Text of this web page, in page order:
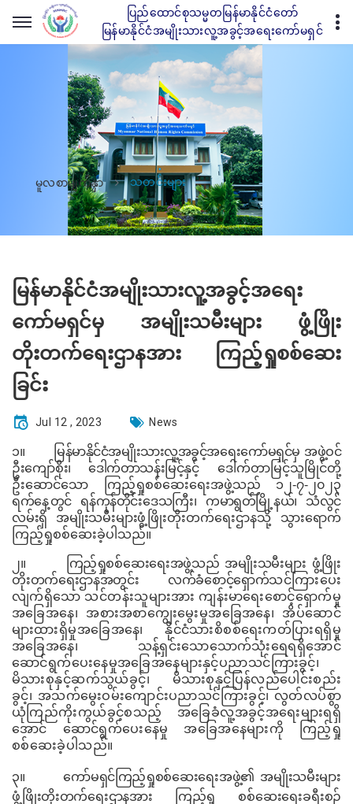
ပြည်ထောင်စုသမ္မတမြန်မာနိုင်ငံတော်
မြန်မာနိုင်ငံအမျိုးသားလူ့အခွင့်အရေးကော်မရှင်
မူလစာမျက်နှာ သတင်းများ
မြန်မာနိုင်ငံအမျိုးသားလူ့အခွင့်အရေး
ကော်မရှင်မှ အမျိုးသမီးများ ဖွံ့ဖြိုး
တိုးတက်ရေးဌာနအား ကြည့်ရှုစစ်ဆေး
ခြင်း
Jul 12 , 2023 News
၁။
မြန်မာနိုင်ငံအမျိုးသားလူ့အခွင့်အရေးကော်မရှင်မှ အဖွဲ့ဝင်
ဦးကျော်စိုး၊ ဒေါက်တာသန်းမြင့်နှင့် ဒေါက်တာမြင့်သူမြိုင်တို့
ဦးဆောင်သော ကြည့်ရှုစစ်ဆေးရေးအဖွဲ့သည် ၁၂-၇-၂၀၂၃
ရက်နေ့တွင် ရန်ကုန်တိုင်းဒေသကြီး၊ ကမာရွတ်မြို့နယ်၊ သံလွင်
လမ်းရှိ အမျိုးသမီးများဖွံ့ဖြိုးတိုးတက်ရေးဌာနသို့
သွားရောက်
ကြည့်ရှုစစ်ဆေးခဲ့ပါသည်။
၂။
ကြည့်ရှုစစ်ဆေးရေးအဖွဲ့သည် အမျိုးသမီးများ ဖွံ့ဖြိုး
တိုးတက်ရေးဌာနအတွင်း လက်ခံစောင့်ရှောက်သင်ကြားပေး
လျက်ရှိသော သင်တန်းသူများအား ကျန်းမာရေးစောင့်ရှောက်မှု
အခြေအနေ၊ အစားအစာကျွေးမွေးမှုအခြေအနေ၊ အိပ်ဆောင်
များထားရှိမှုအခြေအနေ၊ နိုင်ငံသားစိစစ်ရေးကတ်ပြားရရှိမှု
အခြေအနေ၊ သန့်ရှင်းသောသောက်သုံးရေရရှိအောင်
ဆောင်ရွက်ပေးနေမှုအခြေအနေများနှင့်ပညာသင်ကြားခွင့်၊
မိသားစုနှင့်ဆက်သွယ်ခွင့်၊ မိသားစုနှင့်ပြန်လည်ပေါင်းစည်း
ခွင့်၊ အသက်မွေးဝမ်းကျောင်းပညာသင်ကြားခွင့်၊ လွတ်လပ်စွာ
ယုံကြည်ကိုးကွယ်ခွင့်စသည့် အခြေခံလူ့အခွင့်အရေးများရရှိ
အောင် ဆောင်ရွက်ပေးနေမှု အခြေအနေများကို ကြည့်ရှု
စစ်ဆေးခဲ့ပါသည်။
၃။
ကော်မရှင်ကြည့်ရှုစစ်ဆေးရေးအဖွဲ့၏ အမျိုးသမီးများ
ဖွံ့ဖြိုးတိုးတက်ရေးဌာနအား ကြည့်ရှု
စစ်ဆေးရေးခရီးစဉ်